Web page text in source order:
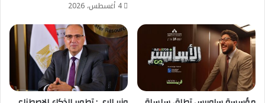
4 أغسطس، 2026